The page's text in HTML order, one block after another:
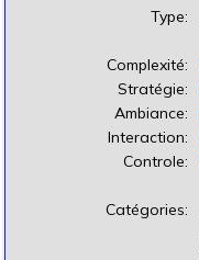
Type:
Complexité:
Stratégie:
Ambiance:
Interaction:
Controle:
Catégories: